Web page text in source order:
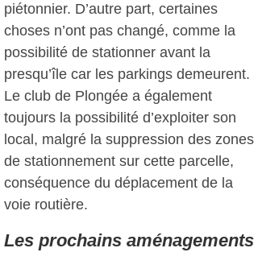
piétonnier. D’autre part, certaines
choses n’ont pas changé, comme la
possibilité de stationner avant la
presqu’île car les parkings demeurent.
Le club de Plongée a également
toujours la possibilité d’exploiter son
local, malgré la suppression des zones
de stationnement sur cette parcelle,
conséquence du déplacement de la
voie routière.
Les prochains aménagements